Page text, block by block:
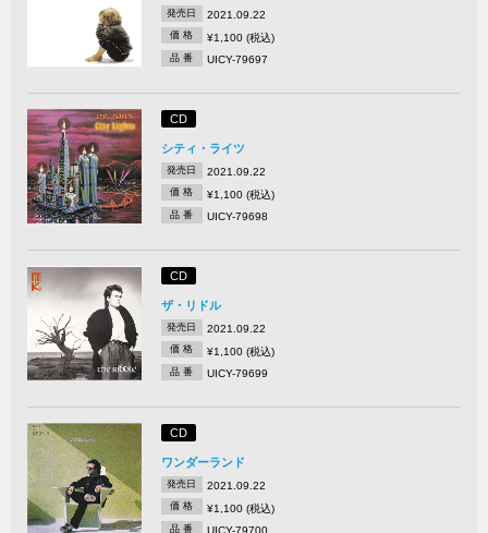
発売日 2021.09.22
価 格 ¥1,100 (税込)
品 番 UICY-79697
CD
シティ・ライツ
発売日 2021.09.22
価 格 ¥1,100 (税込)
品 番 UICY-79698
CD
ザ・リドル
発売日 2021.09.22
価 格 ¥1,100 (税込)
品 番 UICY-79699
CD
ワンダーランド
発売日 2021.09.22
価 格 ¥1,100 (税込)
品 番